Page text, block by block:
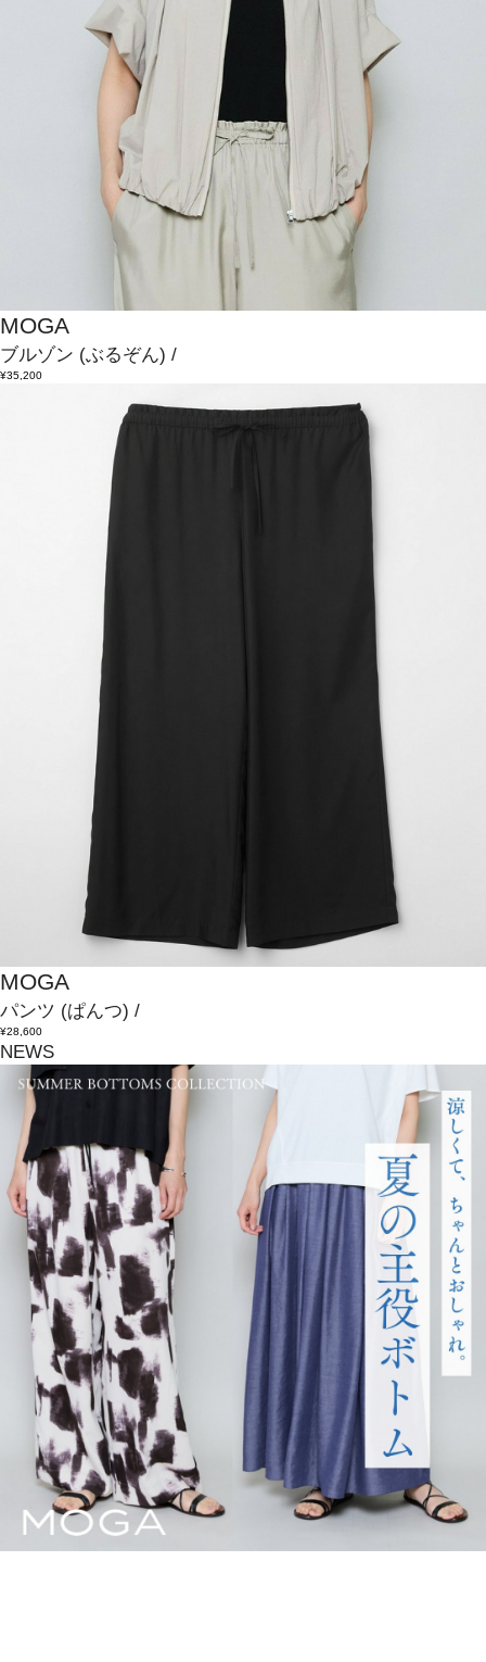
MOGA
ブルゾン (ぶるぞん) /
¥35,200
MOGA
パンツ (ぱんつ) /
¥28,600
NEWS